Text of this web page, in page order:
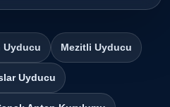
Uyducu Mezitli Uyducu
Uyducu